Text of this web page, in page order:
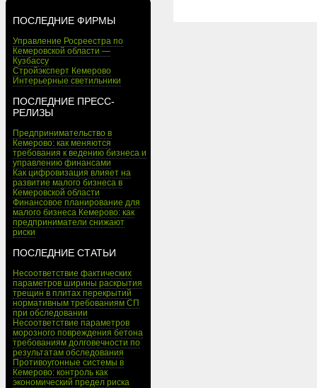
ПОСЛЕДНИЕ ФИРМЫ
Управление Росреестра по
Кемеровской области —
Кузбассу
Стройэксперт Кемерово
Интерьерные светильники
ПОСЛЕДНИЕ ПРЕСС-
РЕЛИЗЫ
Предпринимательство в
Кемерово: как меняются
требования к ведению бизнеса и
управлению финансами
Как цифровизация влияет на
развитие малого бизнеса в
Кемеровской области
Финансовое планирование для
малого бизнеса Кемерово: как
предприниматели снижают
риски
ПОСЛЕДНИЕ СТАТЬИ
Несоответствие фактических
параметров ширины раскрытия
трещин в плитах перекрытий
нормативным требованиям СП
при обследовании
Несоответствие параметров
морозного повреждения бетона
требованиям долговечности по
результатам обследования
Противоугонные системы в
Кемерово: контроль как
экономический предел риска